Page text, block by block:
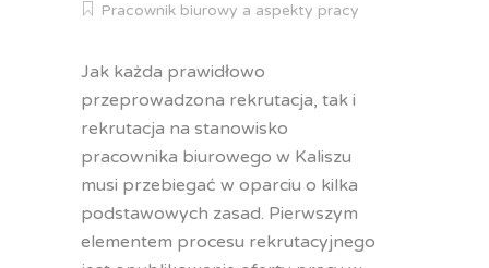
Pracownik biurowy a aspekty pracy
Jak każda prawidłowo
przeprowadzona rekrutacja, tak i
rekrutacja na stanowisko
pracownika biurowego w Kaliszu
musi przebiegać w oparciu o kilka
podstawowych zasad. Pierwszym
elementem procesu rekrutacyjnego